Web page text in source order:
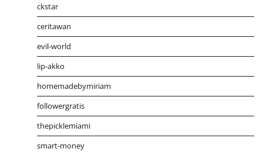
ckstar
ceritawan
evil-world
lip-akko
homemadebymiriam
followergratis
thepicklemiami
smart-money